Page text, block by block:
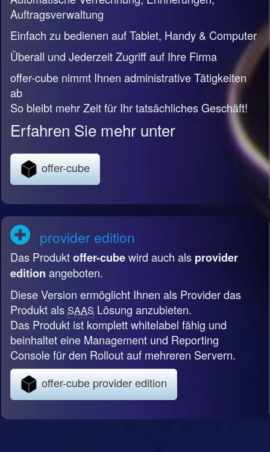
Auftragsverwaltung
Einfach zu bedienen auf Tablet, Handy & Computer
Überall und Jederzeit Zugriff auf Ihre Firma
offer-cube nimmt Ihnen administrative Tätigkeiten
ab
So bleibt mehr Zeit für Ihr tatsächliches Geschäft!
Erfahren Sie mehr unter
offer-cube
provider edition
Das Produktoffer-cubewird auch als provider
edition angeboten.
Diese Version ermöglicht Ihnen als Provider das
Produkt als SAAS Lösung anzubieten.
Das Produkt ist komplett whitelabel fähig und
beinhaltet eine Management und Reporting
Console für den Rollout auf mehreren Servern.
offer-cube provider edition